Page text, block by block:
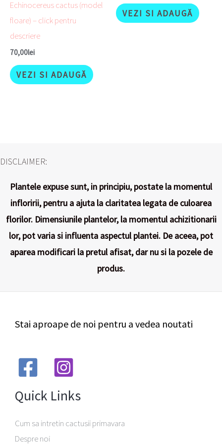
Echinocereus cactus (model
floare) – click pentru
descriere
70,00lei
VEZI SI ADAUGĂ
VEZI SI ADAUGĂ
DISCLAIMER:
Plantele expuse sunt, in principiu, postate la momentul
infloririi, pentru a ajuta la claritatea legata de culoarea
florilor. Dimensiunile plantelor, la momentul achizitionarii
lor, pot varia si influenta aspectul plantei. De aceea, pot
aparea modificari la pretul afisat, dar nu si la pozele de
produs.
Stai aproape de noi pentru a vedea noutati
Quick Links
Cum sa intretin cactusii primavara
Despre noi